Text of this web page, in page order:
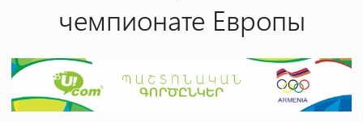
чемпионате Европы